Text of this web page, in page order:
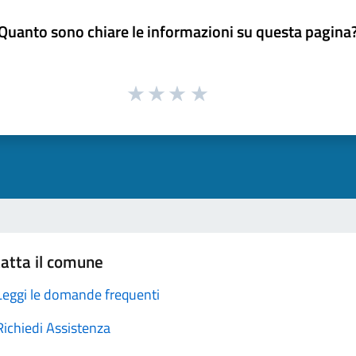
sono chiare le informazioni su questa
il comune
le domande frequenti
Assistenza